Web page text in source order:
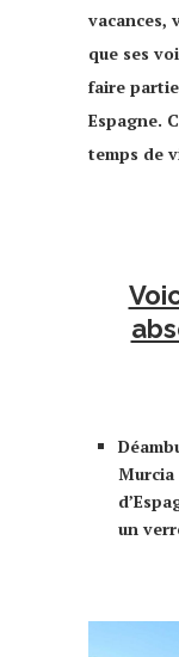
vacances,
que ses
faire
Espagne.
temps de
Murcia
un